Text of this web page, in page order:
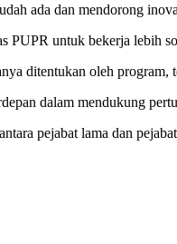
ada dan mendorong
PUPR untuk bekerja lebih
ditentukan oleh
dalam mendukung
pejabat lama dan